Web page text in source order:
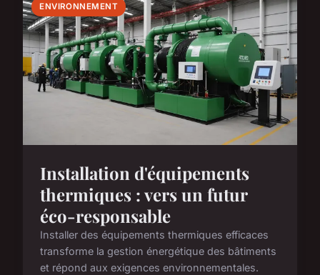
ENVIRONNEMENT
Installation d'équipements
thermiques : vers un futur
éco-responsable
Installer des équipements thermiques efficaces
transforme la gestion énergétique des bâtiments
et répond aux exigences environnementales.